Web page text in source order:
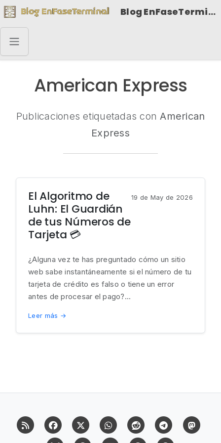
Blog EnFaseTerminal
American Express
Publicaciones etiquetadas conAmerican
Express
El Algoritmo de
Luhn: El Guardián
de tus Números de
Tarjeta 💳
19 de May de 2026
¿Alguna vez te has preguntado cómo un sitio
web sabe instantáneamente si el número de tu
tarjeta de crédito es falso o tiene un error
antes de procesar el pago?...
Leer más →
RSS FacebookX (Twitter)Whatsapp Reddit Telegram